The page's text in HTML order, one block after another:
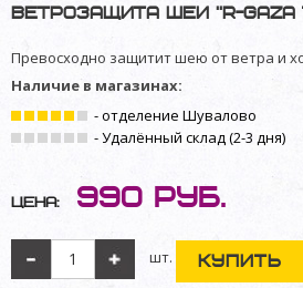
Ветрозащита шеи "R-Gaza
Превосходно защитит шею от ветра и
Наличие в магазинах:
- отделение Шувалово
- Удалённый склад (2-3 дня)
Цена: 990 руб.
шт.